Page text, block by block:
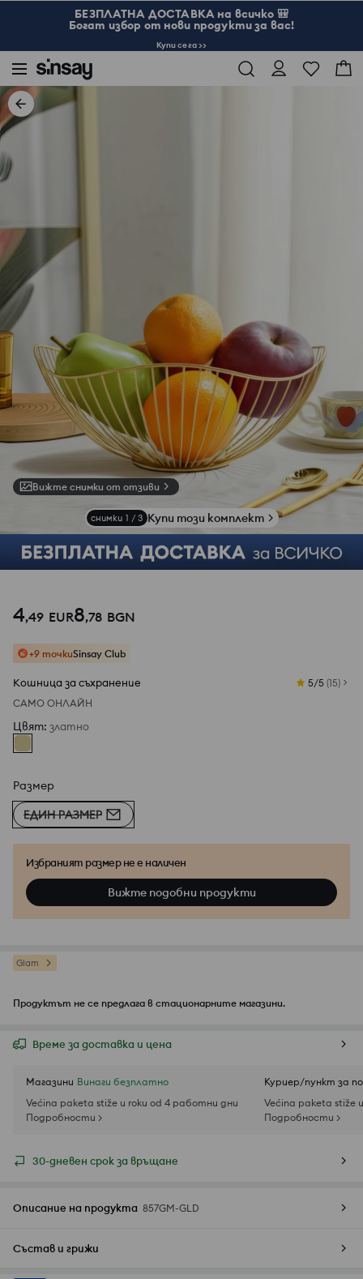
БЕЗПЛАТНА ДОСТАВКА на всичко 🎒
Богат избор от нови продукти за вас!
Купи сега >>
Вижте снимки от отзиви
снимки 1 / 3 Купи този комплект
4,49 EUR8,78 BGN
+9 точкиSinsay Club
Кошница за съхранение 5/5 (15)
САМО ОНЛАЙН
Цвят: златно
Размер
ЕДИН РАЗМЕР
Избраният размер не е наличен
Вижте подобни продукти
Glam
Продуктът не се предлага в стационарните магазини.
Време за доставка и цена
Магазини Винаги безплатно
Većina paketa stiže u roku od 4 работни дни
Подробности >
Куриер/пункт за
Većina paketa stiže
Подробности >
30-дневен срок за връщане
Описание на продукта 857GM-GLD
Състав и грижи